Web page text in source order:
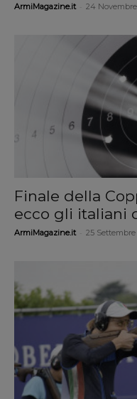
ArmiMagazine.it 24
Finale della
ecco gli italiani
ArmiMagazine.it 25 Settembre